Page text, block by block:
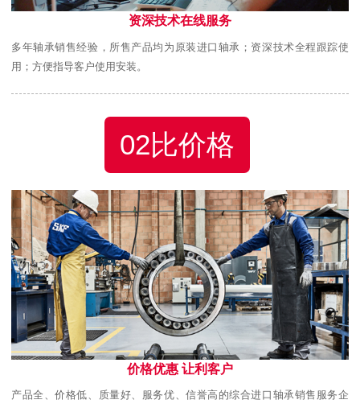
资深技术在线服务
多年轴承销售经验，所售产品均为原装进口轴承；资深技术全程跟踪使
用；方便指导客户使用安装。
02比价格
价格优惠 让利客户
产品全、价格低、质量好、服务优、信誉高的综合进口轴承销售服务企